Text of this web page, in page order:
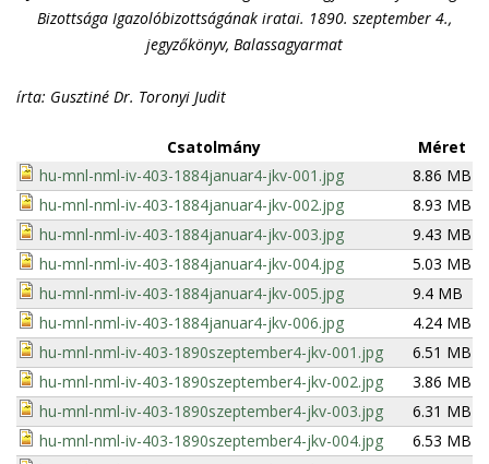
Bizottsága Igazolóbizottságának iratai. 1890. szeptember 4.,
jegyzőkönyv, Balassagyarmat
írta: Gusztiné Dr. Toronyi Judit
Csatolmány
Méret
hu-mnl-nml-iv-403-1884januar4-jkv-001.jpg
8.86 MB
hu-mnl-nml-iv-403-1884januar4-jkv-002.jpg
8.93 MB
hu-mnl-nml-iv-403-1884januar4-jkv-003.jpg
9.43 MB
hu-mnl-nml-iv-403-1884januar4-jkv-004.jpg
5.03 MB
hu-mnl-nml-iv-403-1884januar4-jkv-005.jpg
9.4 MB
hu-mnl-nml-iv-403-1884januar4-jkv-006.jpg
4.24 MB
hu-mnl-nml-iv-403-1890szeptember4-jkv-001.jpg
6.51 MB
hu-mnl-nml-iv-403-1890szeptember4-jkv-002.jpg
3.86 MB
hu-mnl-nml-iv-403-1890szeptember4-jkv-003.jpg
6.31 MB
hu-mnl-nml-iv-403-1890szeptember4-jkv-004.jpg
6.53 MB